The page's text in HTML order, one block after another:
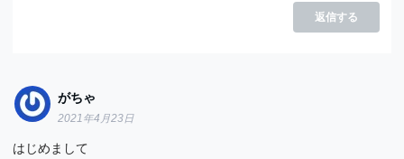
返信する
がちゃ
2021年4月23日
はじめまして